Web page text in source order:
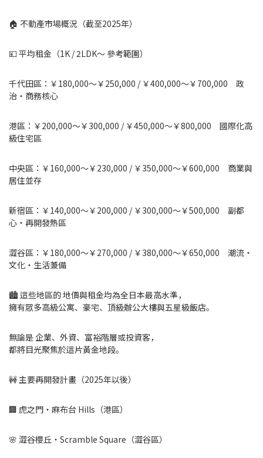
🏠 不動產市場概況（截至2025年）
💴 平均租金（1K / 2LDK〜 參考範圍）
千代田區：￥180,000〜￥250,000 / ￥400,000〜￥700,000 政
治・商務核心
港區：￥200,000〜￥300,000 / ￥450,000〜￥800,000 國際化高
級住宅區
中央區：￥160,000〜￥230,000 / ￥350,000〜￥600,000 商業與
居住並存
新宿區：￥140,000〜￥200,000 / ￥300,000〜￥500,000 副都
心・再開發熱區
澀谷區：￥180,000〜￥270,000 / ￥380,000〜￥650,000 潮流・
文化・生活兼備
🏙️ 這些地區的 地價與租金均為全日本最高水準，
擁有眾多高級公寓、豪宅、頂級辦公大樓與五星級飯店。
無論是 企業、外資、富裕階層或投資客，
都將目光聚焦於這片黃金地段。
🚧 主要再開發計畫（2025年以後）
🏢 虎之門・麻布台 Hills（港區）
🌸 澀谷櫻丘・Scramble Square（澀谷區）